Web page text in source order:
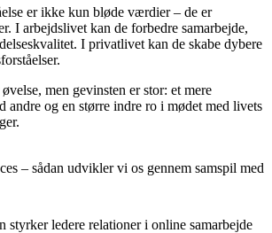
er ikke kun bløde værdier – de er
I arbejdslivet kan de forbedre samarbejde,
I privatlivet kan de skabe dybere
men gevinsten er stor: et mere
andre og en større indre ro i mødet med livets
– sådan udvikler vi os gennem samspil med
styrker ledere relationer i online samarbejde